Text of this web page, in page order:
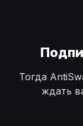
Тогда
ждать